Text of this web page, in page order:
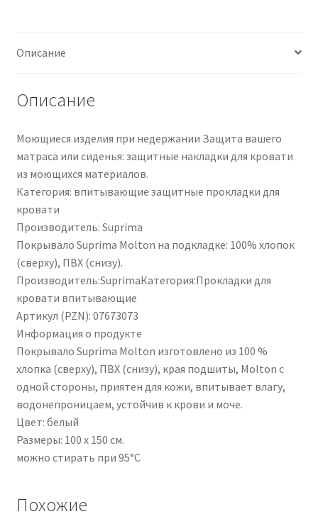
07673073
Описание
Описание
Моющиеся изделия при недержании Защита вашего
матраса или сиденья: защитные накладки для кровати
из моющихся материалов.
Категория: впитывающие защитные прокладки для
кровати
Производитель: Suprima
Покрывало Suprima Molton на подкладке: 100% хлопок
(сверху), ПВХ (снизу).
Производитель:SuprimaКатегория:Прокладки для
кровати впитывающие
Артикул (PZN): 07673073
Информация о продукте
Покрывало Suprima Molton изготовлено из 100 %
хлопка (сверху), ПВХ (снизу), края подшиты, Molton с
одной стороны, приятен для кожи, впитывает влагу,
водонепроницаем, устойчив к крови и моче.
Цвет: белый
Размеры: 100 х 150 см.
можно стирать при 95°C
Похожие